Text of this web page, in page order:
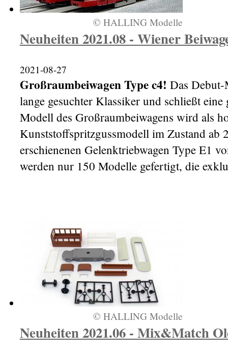
© HALLING Modelle
Neuheiten 2021.08 - Wiener
2021-08-27
Großraumbeiwagen Type c4! Das
lange gesuchter Klassiker und schließt
Modell des Großraumbeiwagens wird als
Kunststoffspritzgussmodell im Zustand ab
erschienenen Gelenktriebwagen Type E1
werden nur 150 Modelle gefertigt, die
© HALLING Modelle
Neuheiten 2021.06 - Mix&Match